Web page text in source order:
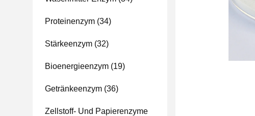
Proteinenzym (34)
Stärkeenzym (32)
Bioenergieenzym (19)
Getränkeenzym (36)
Zellstoff- Und Papierenzyme